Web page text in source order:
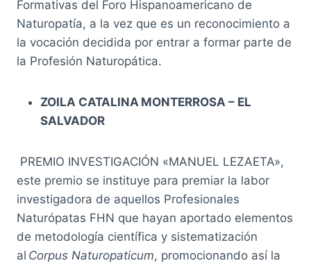
Formativas del Foro Hispanoamericano de
Naturopatía, a la vez que es un reconocimiento a
la vocación decidida por entrar a formar parte de
la Profesión Naturopática.
ZOILA CATALINA MONTERROSA – EL
SALVADOR
PREMIO INVESTIGACIÓN «MANUEL LEZAETA»,
este premio se instituye para premiar la labor
investigadora de aquellos Profesionales
Naturópatas FHN que hayan aportado elementos
de metodología científica y sistematización
al Corpus Naturopaticum, promocionando así la